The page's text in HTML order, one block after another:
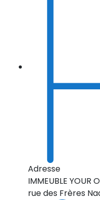
Adresse
IMMEUBLE YOUR
rue des Frères